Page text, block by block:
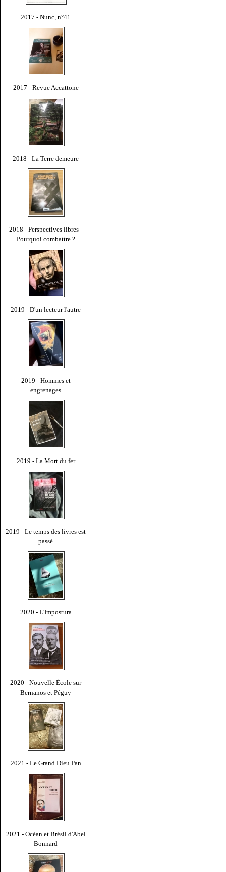
2017 - Nunc, n°41
2017 - Revue Accattone
2018 - La Terre demeure
2018 - Perspectives libres -
Pourquoi combattre ?
2019 - D'un lecteur l'autre
2019 - Hommes et
engrenages
2019 - La Mort du fer
2019 - Le temps des livres est
passé
2020 - L'Impostura
2020 - Nouvelle École sur
Bernanos et Péguy
2021 - Le Grand Dieu Pan
2021 - Océan et Brésil d'Abel
Bonnard